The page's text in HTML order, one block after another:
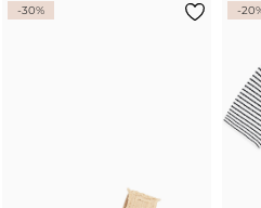
-30% -